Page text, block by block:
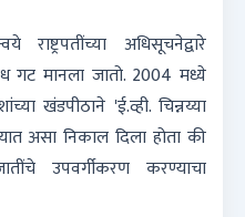
अधिसूचनेद्वारे
मानला जातो. 2004 मध्ये
खंडपीठाने 'ई.व्ही. चिन्नय्या
असा निकाल दिला होता की
उपवर्गीकरण करण्याचा